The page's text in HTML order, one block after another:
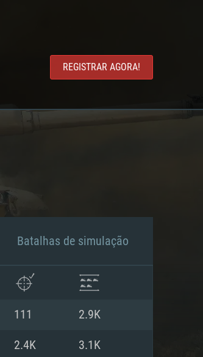
REGISTRAR AGORA!
Batalhas de simulação
111 2.9K
2.4K 3.1K